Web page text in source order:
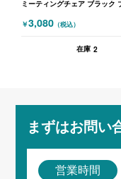
ミーティングチェア ブラック
￥3,080 （税込）
在庫 2
まずはお問い
営業時間